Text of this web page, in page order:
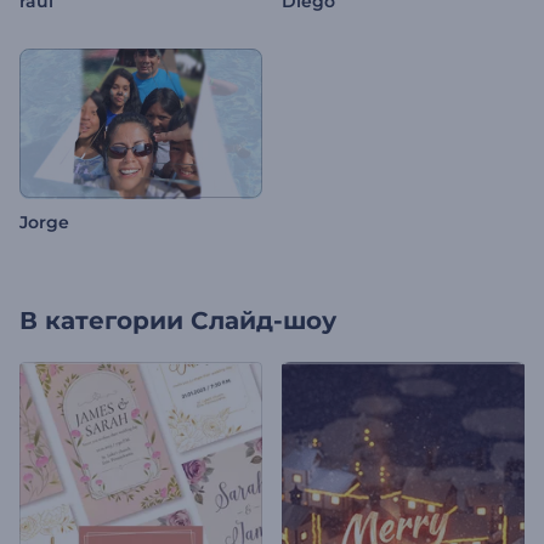
Jorge
В категории Слайд-шоу